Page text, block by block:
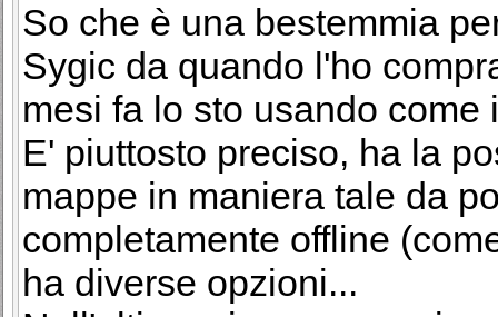
So che è una bestemmia
Sygic da quando l'ho
mesi fa lo sto usando
E' piuttosto preciso, ha la
mappe in maniera tale da
completamente offline
ha diverse opzioni...